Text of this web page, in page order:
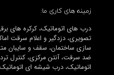
زمینه های کاری ما:
درب های اتوماتیک، کرکره های
تصویری، دزدگیر و اعلام سرقت
سازی ساختمان، سقف و سایبان
ضد سرقت، آنتن مرکزی، کنترل
اتوماتیک، درب شیشه ای